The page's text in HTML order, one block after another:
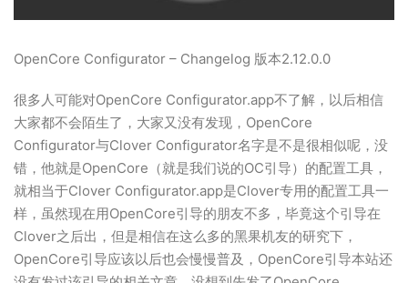
OpenCore Configurator – Changelog 版本2.12.0.0
很多人可能对OpenCore Configurator.app不了解，以后相信
大家都不会陌生了，大家又没有发现，OpenCore
Configurator与Clover Configurator名字是不是很相似呢，没
错，他就是OpenCore（就是我们说的OC引导）的配置工具，
就相当于Clover Configurator.app是Clover专用的配置工具一
样，虽然现在用OpenCore引导的朋友不多，毕竟这个引导在
Clover之后出，但是相信在这么多的黑果机友的研究下，
OpenCore引导应该以后也会慢慢普及，OpenCore引导本站还